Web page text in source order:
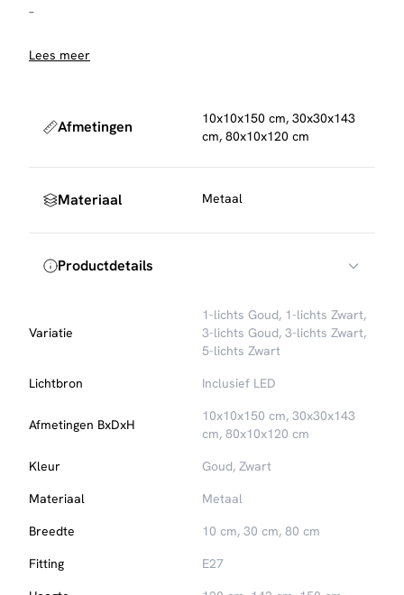
–
Lees meer
Afmetingen
10x10x150 cm, 30x30x143
cm, 80x10x120 cm
Materiaal Metaal
Productdetails
Variatie
1-lichts Goud, 1-lichts Zwart,
3-lichts Goud, 3-lichts Zwart,
5-lichts Zwart
Lichtbron
Inclusief LED
Afmetingen BxDxH
10x10x150 cm, 30x30x143
cm, 80x10x120 cm
Kleur
Goud, Zwart
Materiaal
Metaal
Breedte
10 cm, 30 cm, 80 cm
Fitting
E27